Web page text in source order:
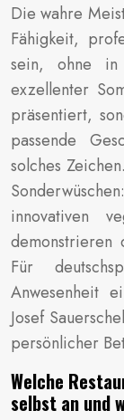
Die wahre
Fähigkeit,
sein, ohne in
exzellenter
präsentiert,
passende
solches
innovativen
demonstrieren
Für
Anwesenheit
Josef
persönlicher
Welche
selbst an und